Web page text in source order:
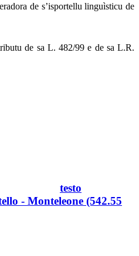
de s’isportellu linguìsticu de
de sa L. 482/99 e de sa L.R.
testo
- Monteleone (542.55